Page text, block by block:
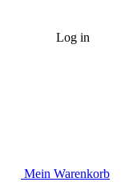
Log in
Mein Warenkorb